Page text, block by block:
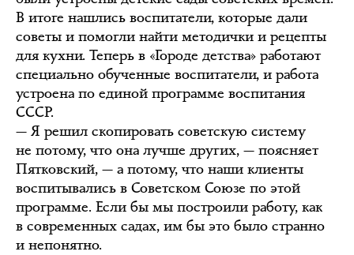
В итоге нашлись воспитатели, которые дали
советы и помогли найти методички и рецепты
для кухни. Теперь в «Городе детства» работают
специально обученные воспитатели, и работа
устроена по единой программе воспитания
СССР.
— Я решил скопировать советскую систему
не потому, что она лучше других, — поясняет
Пятковский, — а потому, что наши клиенты
воспитывались в Советском Союзе по этой
программе. Если бы мы построили работу, как
в современных садах, им бы это было странно
и непонятно.